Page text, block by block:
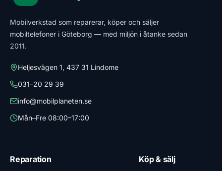
Mobilverkstad som reparerar, köper och säljer
mobiltelefoner i Göteborg — med miljön i åtanke sedan
2011.
Heljesvägen 1, 437 31 Lindome
031–20 29 39
info@mobilplaneten.se
Mån–Fre 08:00–17:00
Reparation Köp & sälj